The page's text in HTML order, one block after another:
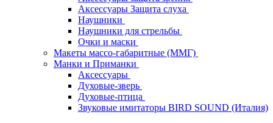
Аксессуары Защита слуха
Наушники
Наушники для стрельбы
Очки и маски
Макеты массо-габаритные (ММГ)
Манки и Приманки
Аксессуары
Духовые-зверь
Духовые-птица
Звуковые имитаторы BIRD SOUND (Италия)